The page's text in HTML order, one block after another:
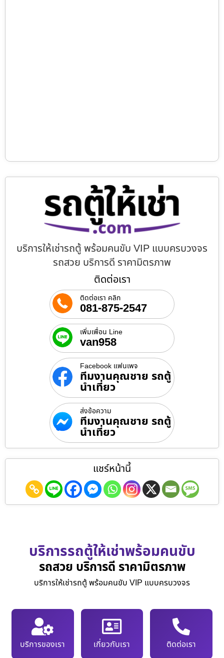
บริการให้เช่ารถตู้ พร้อมคนขับ VIP แบบครบวงจร
รถสวย บริการดี ราคามิตรภาพ
ติดต่อเรา
ติดต่อเรา คลิก
081-875-2547
เพิ่มเพื่อน Line
van958
Facebook แฟนเพจ
ทีมงานคุณชาย รถตู้
นำเที่ยว
ส่งข้อความ
ทีมงานคุณชาย รถตู้
นำเที่ยว
แชร์หน้านี้
บริการรถตู้ให้เช่าพร้อมคนขับ
รถสวย บริการดี ราคามิตรภาพ
บริการให้เช่ารถตู้ พร้อมคนขับ VIP แบบครบวงจร
บริการของเรา เกี่ยวกับเรา ติดต่อเรา